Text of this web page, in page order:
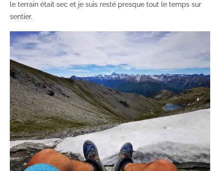
le terrain était sec et je suis resté presque tout le temps sur
sentier.